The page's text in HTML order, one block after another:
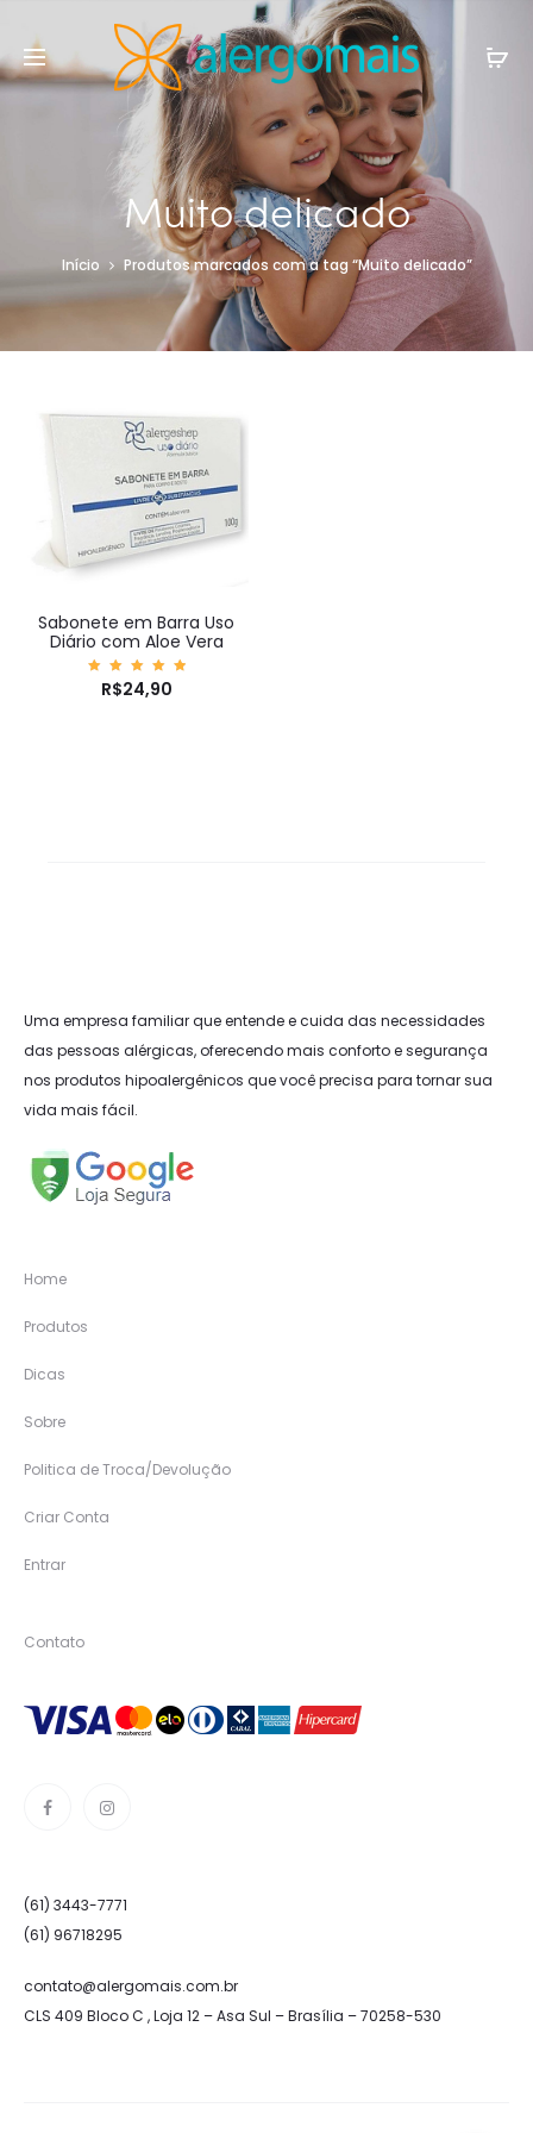
Muito delicado
Início Produtos marcados com a tag “Muito delicado”
Sabonete em Barra Uso
Diário com Aloe Vera
Avaliaç
ão
R$24,90
Uma empresa familiar que entende e cuida das necessidades
das pessoas alérgicas, oferecendo mais conforto e segurança
nos produtos hipoalergênicos que você precisa para tornar sua
vida mais fácil.
Home
Produtos
Dicas
Sobre
Politica de Troca/Devolução
Criar Conta
Entrar
Contato
(61) 3443-7771
(61) 96718295
contato@alergomais.com.br
CLS 409 Bloco C , Loja 12 – Asa Sul – Brasília – 70258-530